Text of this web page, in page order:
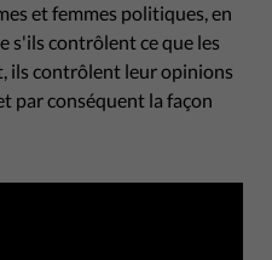
et femmes politiques, en
s'ils contrôlent ce que les
ils contrôlent leur opinions
par conséquent la façon